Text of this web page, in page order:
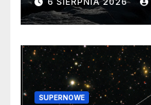
SUPERNOWE